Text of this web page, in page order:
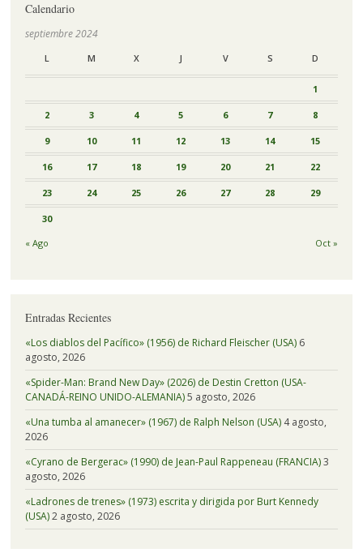
Calendario
septiembre 2024
L M X J V S D
« Ago Oct »
1
2 3 4 5 6 7 8
9 10 11 12 13 14 15
16 17 18 19 20 21 22
23 24 25 26 27 28 29
30
Entradas Recientes
«Los diablos del Pacífico» (1956) de Richard Fleischer (USA) 6
agosto, 2026
«Spider-Man: Brand New Day» (2026) de Destin Cretton (USA-
CANADÁ-REINO UNIDO-ALEMANIA)5 agosto, 2026
«Una tumba al amanecer» (1967) de Ralph Nelson (USA) 4 agosto,
2026
«Cyrano de Bergerac» (1990) de Jean-Paul Rappeneau (FRANCIA)3
agosto, 2026
«Ladrones de trenes» (1973) escrita y dirigida por Burt Kennedy
(USA)2 agosto, 2026